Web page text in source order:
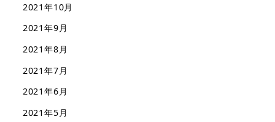
2021年10月
2021年9月
2021年8月
2021年7月
2021年6月
2021年5月